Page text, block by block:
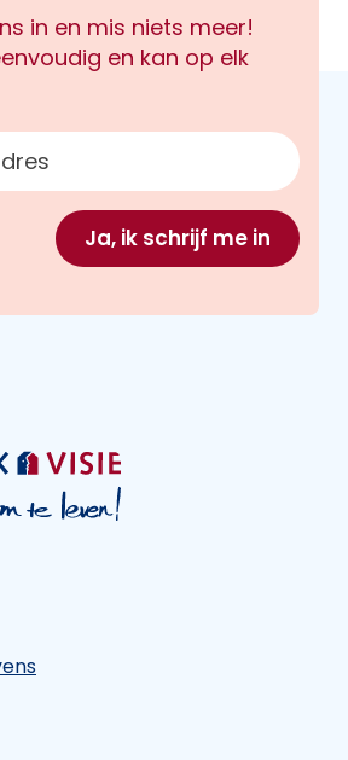
in en mis niets meer!
en kan op elk
Ja, ik schrijf me in
pagina van Hypotheek
LinkedIn pagina van
de Instagram pagina van